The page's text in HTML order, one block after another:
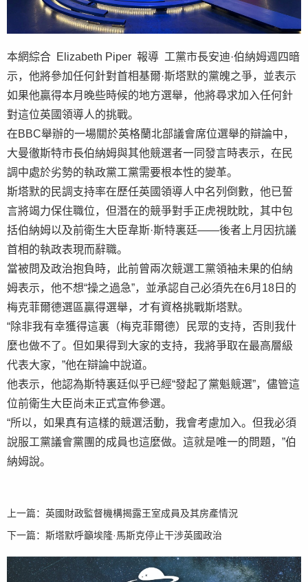
本網綜合 Elizabeth Piper 報導 工黨市長安迪·伯納姆週四暗
示，他將參加任何針對首相基爾·斯塔默的黨魄之爭，並表示
如果他贏得本月晚些時候的地方選舉，他將尋求加入任何針
對這位英國領導人的挑戰。
在BBC舉辦的一場關於英格蘭北部議會席位選舉的辯論中，
大曼徹斯特市長伯納姆與其他競選者一同發言時表示，在民
調中處於劣勢的執政黨工黨需要根本性的變革。
斯塔默的民調支持率在歷任英國領導人中名列倒數，他已誓
言將竭力保住職位，但潛在的競爭對手正虎視眈眈，其中包
括伯納姆以及前衛生大臣韋斯·斯特裏廷——後者上月因抗議
首相的執政表現而辭職。
當被問及政治抱負時，此前曾兩次競選工黨領袖未果的伯納
姆表示，他不想“操之過急”，並承認自己必須先在6月18日的
梅克菲爾德選區贏得選舉，才有資格挑戰斯塔默。
“除非我有幸獲得這裏（梅克菲爾德）民眾的支持，否則我什
麼也做不了。但如果得到大家的支持，我將爭取在最高層級
代表大家，”他在辯論中說道。
他表示，他認為斯特裏廷似乎已經“發起了黨魁競選”，儘管這
位前衛生大臣尚未正式宣佈參選。
“所以，如果真有這樣的競選活動，我會考慮加入。但我必須
說服工黨議會黨團的成員也這麼做。這就是唯一的問題，”伯
納姆說。
上一篇： 英國財政監督機構揭露王室成員及其房產情況
下一篇： 斯塔默呼籲埃隆·馬斯克停止干涉英國政治